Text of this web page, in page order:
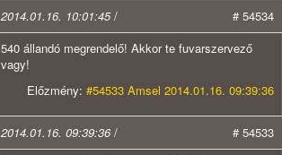
2014.01.16. 10:01:45/
# 54534
540 állandó megrendelő! Akkor te fuvarszervező
vagy!
Előzmény: #54533 Amsel 2014.01.16. 09:39:36
2014.01.16. 09:39:36/
# 54533